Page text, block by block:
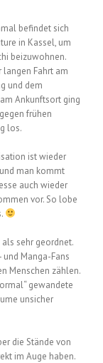
befindet sich
in Kassel, um
beizuwohnen.
langen Fahrt am
und dem
Ankunftsort ging
frühen
los.
ist wieder
man kommt
auch wieder
vor. So lobe
sehr geordnet.
Manga-Fans
Menschen zählen.
gewandete
unsicher
die Stände von
im Auge haben.